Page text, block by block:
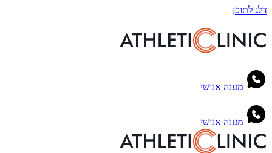
דלג לתוכן
מענה אנושי
מענה אנושי